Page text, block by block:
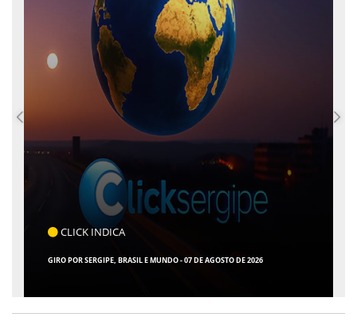
CLICK INDICA
GIRO POR SERGIPE, BRASIL E MUNDO - 07 DE AGOSTO DE 2026